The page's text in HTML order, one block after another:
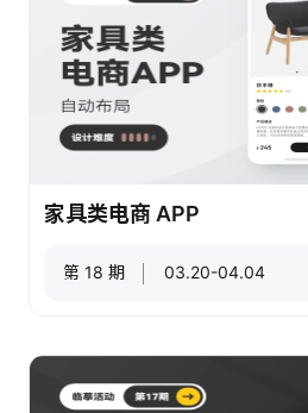
家具类电商 APP
第 18 期 03.20-04.04